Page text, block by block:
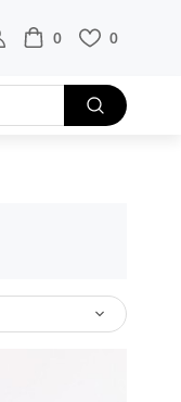
0 0